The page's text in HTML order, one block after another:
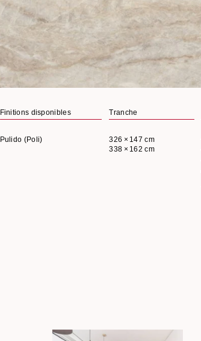
Finitions disponibles
Pulido (Poli)
Tranche
326 × 147 cm
338 × 162 cm
+ Voir plus